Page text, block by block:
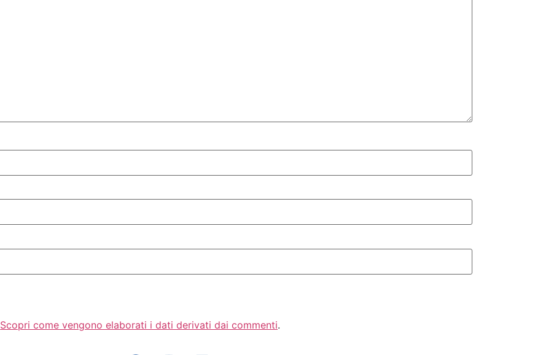
Scopri come vengono elaborati i dati derivati dai commenti.